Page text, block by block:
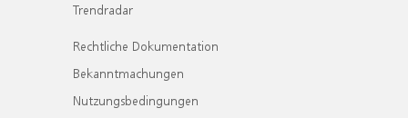
Trendradar
Rechtliche Dokumentation
Bekanntmachungen
Nutzungsbedingungen